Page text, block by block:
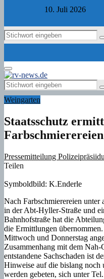
10. Juli 2026
Search
Primary
Menu
Search
for:
Weingarten
Staatsschutz
Farbschmierereien
Pressemitteilung
Teilen
Symboldbild: K.Enderle
Nach Farbschmierereien unter
in der Abt-Hyller-Straße und
Bahnhofstraße hat die
die Ermittlungen
Mittwoch und Donnerstag
Zusammenhang mit dem
entstandene Sachschaden ist
Hinweise auf die bislang noch
werden gebeten, sich unter Tel.